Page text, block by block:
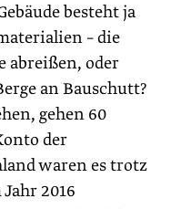
besteht ja
– die
abreißen, oder
an Bauschutt?
gehen 60
der
waren es trotz
2016